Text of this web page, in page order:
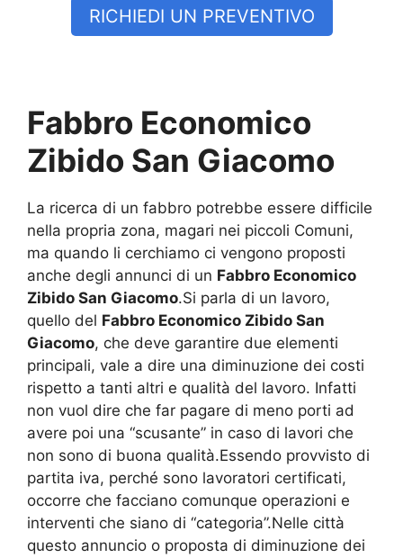
RICHIEDI UN PREVENTIVO
Fabbro Economico
Zibido San Giacomo
La ricerca di un fabbro potrebbe essere difficile
nella propria zona, magari nei piccoli Comuni,
ma quando li cerchiamo ci vengono proposti
anche degli annunci di un Fabbro Economico
Zibido San Giacomo.Si parla di un lavoro,
quello del Fabbro Economico Zibido San
Giacomo, che deve garantire due elementi
principali, vale a dire una diminuzione dei costi
rispetto a tanti altri e qualità del lavoro. Infatti
non vuol dire che far pagare di meno porti ad
avere poi una “scusante” in caso di lavori che
non sono di buona qualità.Essendo provvisto di
partita iva, perché sono lavoratori certificati,
occorre che facciano comunque operazioni e
interventi che siano di “categoria”.Nelle città
questo annuncio o proposta di diminuzione dei